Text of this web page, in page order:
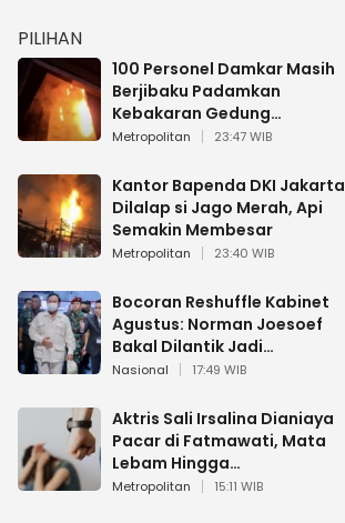
PILIHAN
100 Personel Damkar Masih
Berjibaku Padamkan
Kebakaran Gedung
Bapenda DKI
Metropolitan 23:47 WIB
Kantor Bapenda DKI Jakarta
Dilalap si Jago Merah, Api
Semakin Membesar
Metropolitan 23:40 WIB
Bocoran Reshuffle Kabinet
Agustus: Norman Joesoef
Bakal Dilantik Jadi
Wamenhan RI
Nasional 17:49 WIB
Aktris Sali Irsalina Dianiaya
Pacar di Fatmawati, Mata
Lebam Hingga
Diselamatkan Polantas
Metropolitan 15:11 WIB